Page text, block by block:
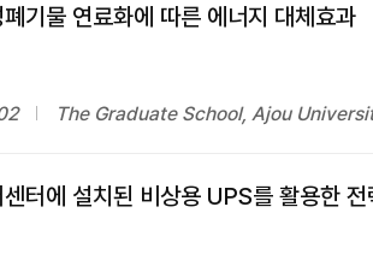
기물 연료화에 따른 에너지 대체효과
The Graduate School, Ajou
센터에 설치된 비상용 UPS를 활용한